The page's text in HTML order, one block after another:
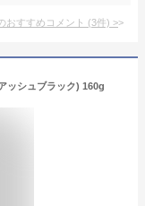
おすすめコメント (3件) >
ッシュブラック) 160g